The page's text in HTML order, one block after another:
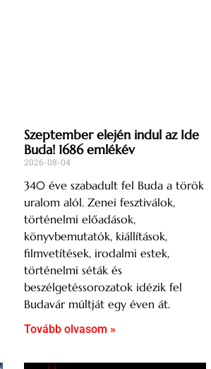
Szeptember elején indul az Ide
Buda! 1686 emlékév
2026-08-04
340 éve szabadult fel Buda a török
uralom alól. Zenei fesztiválok,
történelmi előadások,
könyvbemutatók, kiállítások,
filmvetítések, irodalmi estek,
történelmi séták és
beszélgetéssorozatok idézik fel
Budavár múltját egy éven át.
Tovább olvasom »